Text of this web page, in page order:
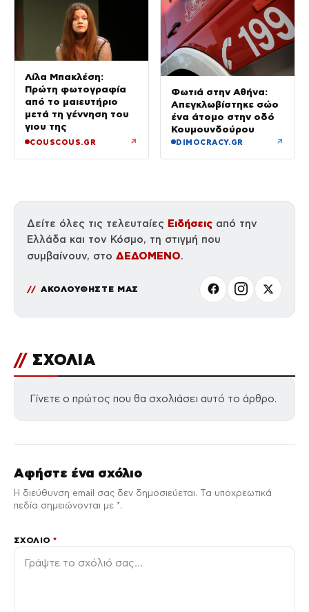
Λίλα Μπακλέση:
Πρώτη φωτογραφία
από το μαιευτήριο
μετά τη γέννηση του
γιου της
COUSCOUS.GR ↗
Φωτιά στην Αθήνα:
Απεγκλωβίστηκε σώο
ένα άτομο στην οδό
Κουμουνδούρου
DIMOCRACY.GR ↗
Δείτε όλες τις τελευταίες Ειδήσεις από την
Ελλάδα και τον Κόσμο, τη στιγμή που
συμβαίνουν, στο ΔΕΔΟΜΕΝΟ.
ΑΚΟΛΟΥΘΗΣΤΕ ΜΑΣ
// ΣΧΟΛΙΑ
Γίνετε ο πρώτος που θα σχολιάσει αυτό το άρθρο.
Αφήστε ένα σχόλιο
Η διεύθυνση email σας δεν δημοσιεύεται. Τα υποχρεωτικά
πεδία σημειώνονται με *.
ΣΧΌΛΙΟ*